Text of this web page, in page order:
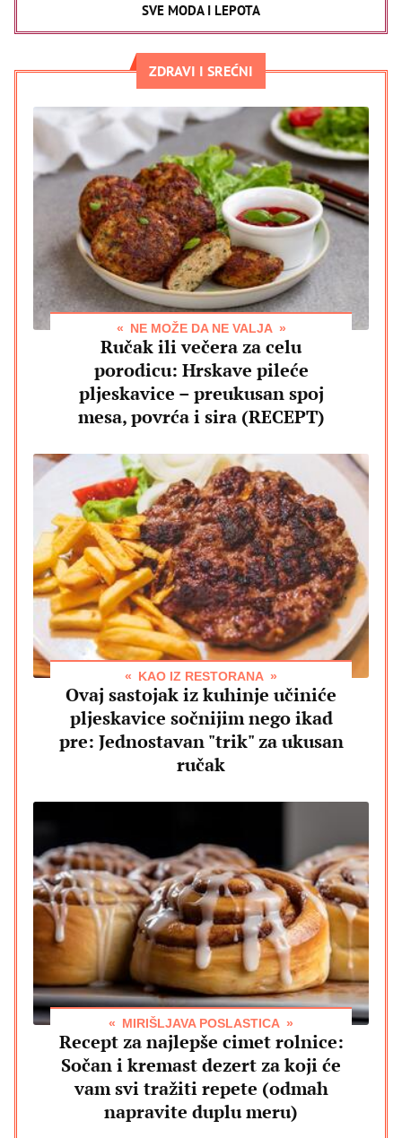
SVE MODA I LEPOTA
ZDRAVI I SREĆNI
NE MOŽE DA NE VALJA
Ručak ili večera za celu
porodicu: Hrskave pileće
pljeskavice – preukusan spoj
mesa, povrća i sira (RECEPT)
KAO IZ RESTORANA
Ovaj sastojak iz kuhinje učiniće
pljeskavice sočnijim nego ikad
pre: Jednostavan "trik" za ukusan
ručak
MIRIŠLJAVA POSLASTICA
Recept za najlepše cimet rolnice:
Sočan i kremast dezert za koji će
vam svi tražiti repete (odmah
napravite duplu meru)